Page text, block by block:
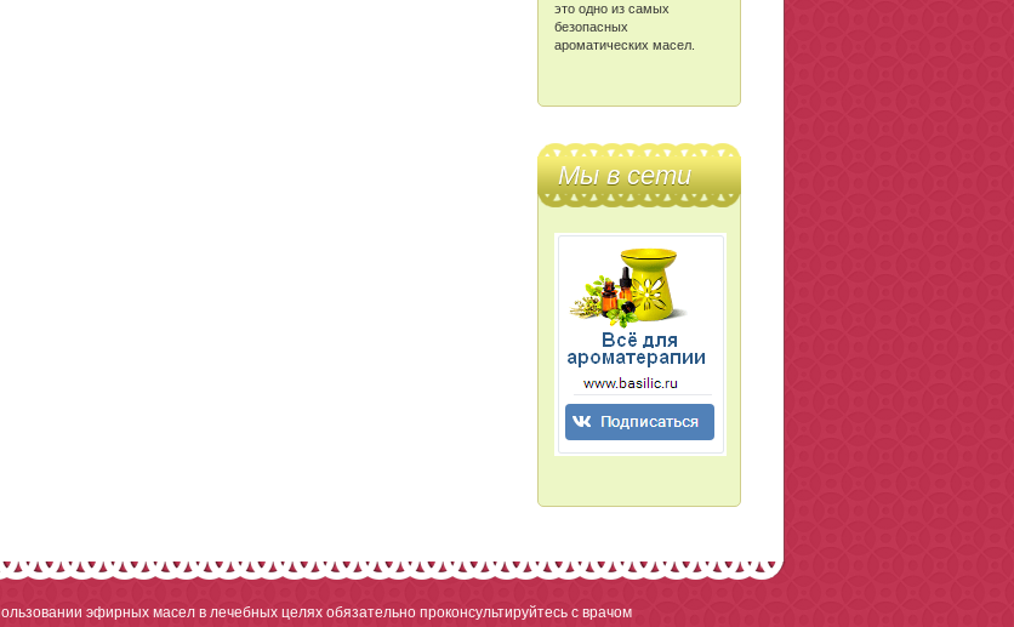
это одно из самых
безопасных
ароматических масел.
Мы в сети
эфирных масел в лечебных целях обязательно проконсультируйтесь с врачом